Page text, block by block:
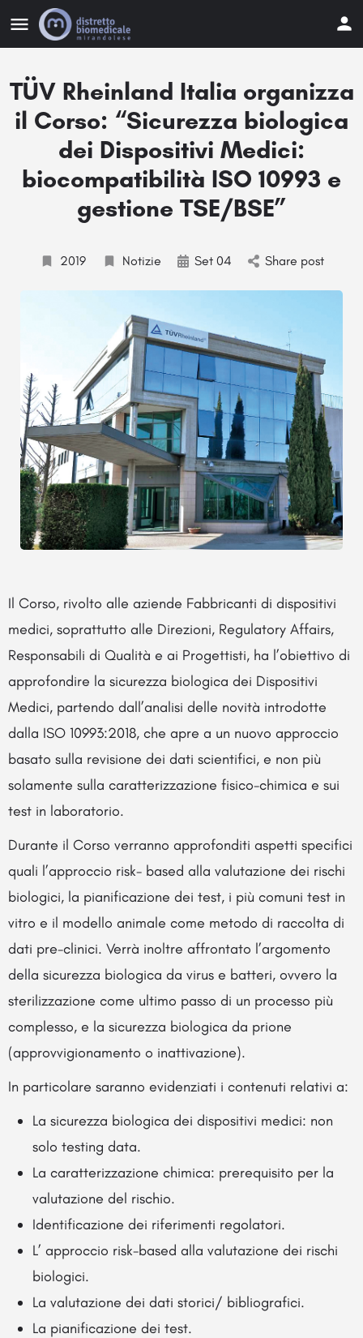
TÜV Rheinland Italia organizza
il Corso: “Sicurezza biologica
dei Dispositivi Medici:
biocompatibilità ISO 10993 e
gestione TSE/BSE”
2019 Notizie Set 04 Share post
Il Corso, rivolto alle aziende Fabbricanti di dispositivi
medici, soprattutto alle Direzioni, Regulatory Affairs,
Responsabili di Qualità e ai Progettisti, ha l’obiettivo di
approfondire la sicurezza biologica dei Dispositivi
Medici, partendo dall’analisi delle novità introdotte
dalla ISO 10993:2018, che apre a un nuovo approccio
basato sulla revisione dei dati scientifici, e non più
solamente sulla caratterizzazione fisico-chimica e sui
test in laboratorio.
Durante il Corso verranno approfonditi aspetti specifici
quali l’approccio risk- based alla valutazione dei rischi
biologici, la pianificazione dei test, i più comuni test in
vitro e il modello animale come metodo di raccolta di
dati pre-clinici. Verrà inoltre affrontato l’argomento
della sicurezza biologica da virus e batteri, ovvero la
sterilizzazione come ultimo passo di un processo più
complesso, e la sicurezza biologica da prione
(approvvigionamento o inattivazione).
In particolare saranno evidenziati i contenuti relativi a:
La sicurezza biologica dei dispositivi medici: non
solo testing data.
La caratterizzazione chimica: prerequisito per la
valutazione del rischio.
Identificazione dei riferimenti regolatori.
L’ approccio risk-based alla valutazione dei rischi
biologici.
La valutazione dei dati storici/ bibliografici.
La pianificazione dei test.